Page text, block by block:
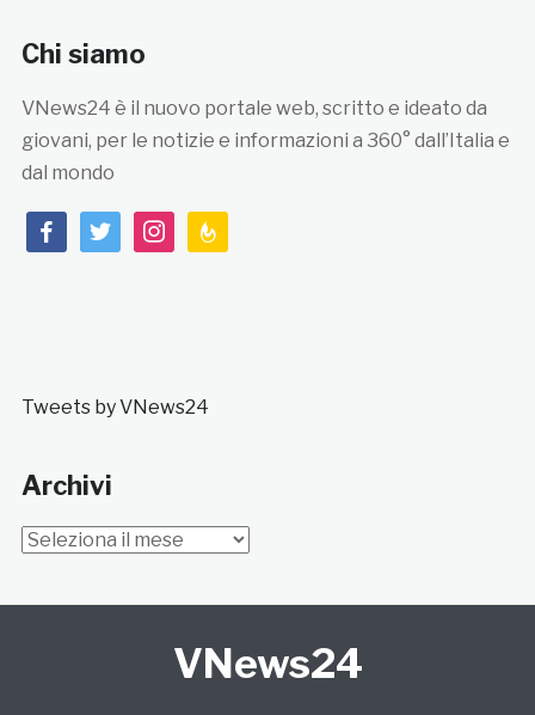
Chi siamo
VNews24 è il nuovo portale web, scritto e ideato da
giovani, per le notizie e informazioni a 360° dall’Italia e
dal mondo
facebooktwitterinstagramfeedburner
Tweets by VNews24
Archivi
Archivi
VNews24